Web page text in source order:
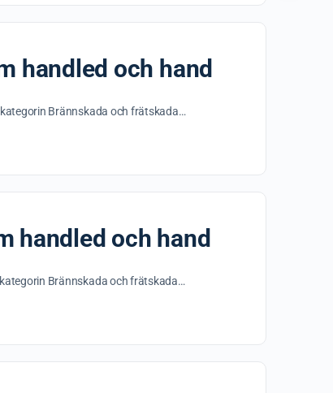
handled och hand
Brännskada och frätskada…
handled och hand
Brännskada och frätskada…